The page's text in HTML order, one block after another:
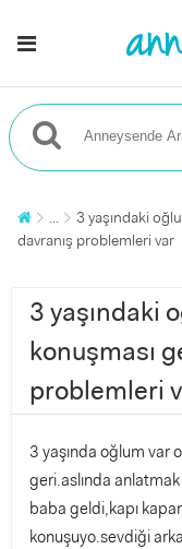
...
3 yaşındaki
davranış problemleri var
3 yaşındaki
konuşması
problemleri
3 yaşında oğlum var
geri.aslında
baba geldi,kapı
konuşuyo.sevdiği